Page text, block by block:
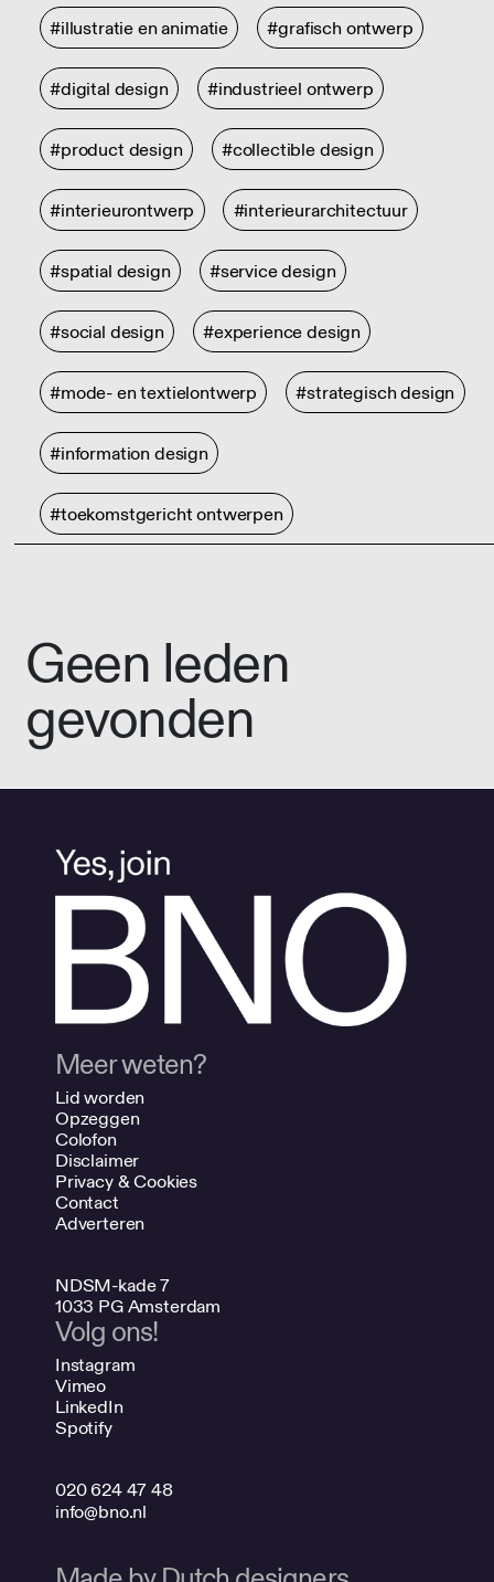
#illustratie en animatie #grafisch ontwerp
#digital design #industrieel ontwerp
#product design #collectible design
#interieurontwerp #interieurarchitectuur
#spatial design #service design
#social design #experience design
#mode- en textielontwerp #strategisch design
#information design
#toekomstgericht ontwerpen
Geen leden
gevonden
Meer weten?
Lid worden
Opzeggen
Colofon
Disclaimer
Privacy & Cookies
Contact
Adverteren
NDSM-kade 7
1033 PG Amsterdam
Volg ons!
Instagram
Vimeo
LinkedIn
Spotify
020 624 47 48
info@bno.nl